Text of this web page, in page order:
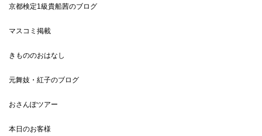
京都検定1級貴船茜のブログ
マスコミ掲載
きもののおはなし
元舞妓・紅子のブログ
おさんぽツアー
本日のお客様